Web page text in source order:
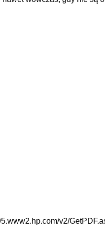
v2/